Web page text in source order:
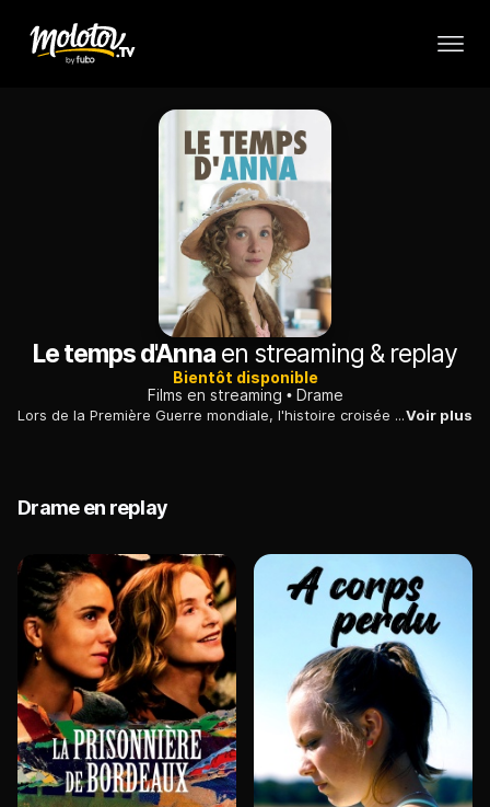
Le temps d'Annaen streaming & replay
Bientôt disponible
Films en streaming
Drame
Lors de la Première Guerre mondiale, l'histoire croisée de quatre amis aux destins différents. Un drame historique poignant qui met en scène une héroïne en proie à un mal étrange.Voir plus
Drame en replay